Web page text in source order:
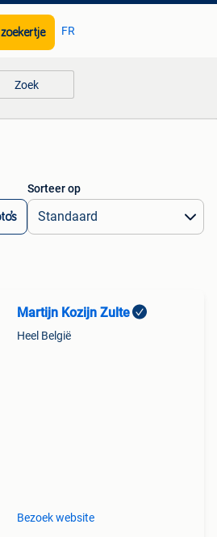
FR
Zoek
Sorteer op
Martijn Kozijn Zulte
Heel België
Bezoek website